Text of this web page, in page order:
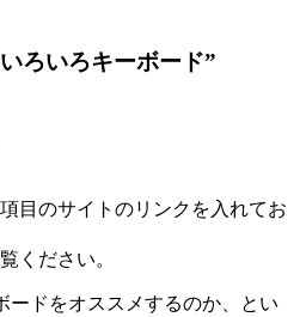
ろいろキーボード”
目のサイトのリンクを入れてお
ください。
ードをオススメするのか、とい